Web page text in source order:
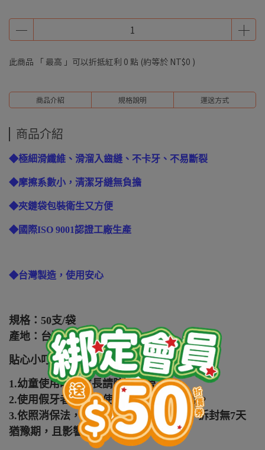
此商品 「 最高 」可以折抵紅利 0 點 (約等於 NT$0 )
商品介紹 規格說明 運送方式
商品介紹
◆極細滑纖維、滑溜入齒縫、不卡牙、不易斷裂
◆摩擦系數小，清潔牙縫無負擔
◆夾鏈袋包裝衛生又方便
◆國際ISO 9001認證工廠生產
◆台灣製造，使用安心
規格：50支/袋
產地：台灣
貼心小叮嚀：
1.幼童使用時，家長請陪同在旁。
2.使用假牙者須注意使用，不可用力拉扯。
3.依照消保法，本產品屬個人衛生用品，拆封無7天
猶豫期，且影響您的退貨權益。